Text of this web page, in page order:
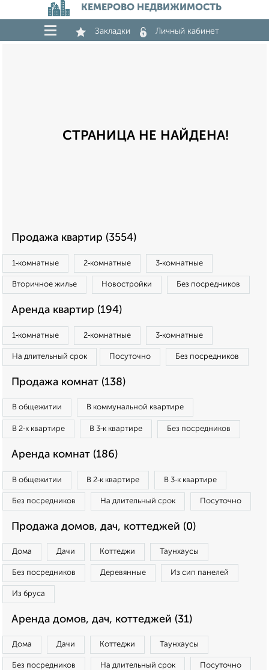
КЕМЕРОВО НЕДВИЖИМОСТЬ
Закладки Личный кабинет
СТРАНИЦА НЕ НАЙДЕНА!
Продажа квартир (3554)
1‑комнатные 2‑комнатные 3‑комнатные
Вторичное жилье Новостройки Без посредников
Аренда квартир (194)
1‑комнатные 2‑комнатные 3‑комнатные
На длительный срок Посуточно Без посредников
Продажа комнат (138)
В общежитии В коммунальной квартире
В 2‑к квартире В 3‑к квартире Без посредников
Аренда комнат (186)
В общежитии В 2‑к квартире В 3‑к квартире
Без посредников На длительный срок Посуточно
Продажа домов, дач, коттеджей (0)
Дома Дачи Коттеджи Таунхаусы
Без посредников Деревянные Из сип панелей
Из бруса
Аренда домов, дач, коттеджей (31)
Дома Дачи Коттеджи Таунхаусы
Без посредников На длительный срок Посуточно